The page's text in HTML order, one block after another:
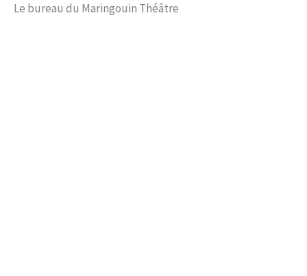
Le bureau du Maringouin Théâtre